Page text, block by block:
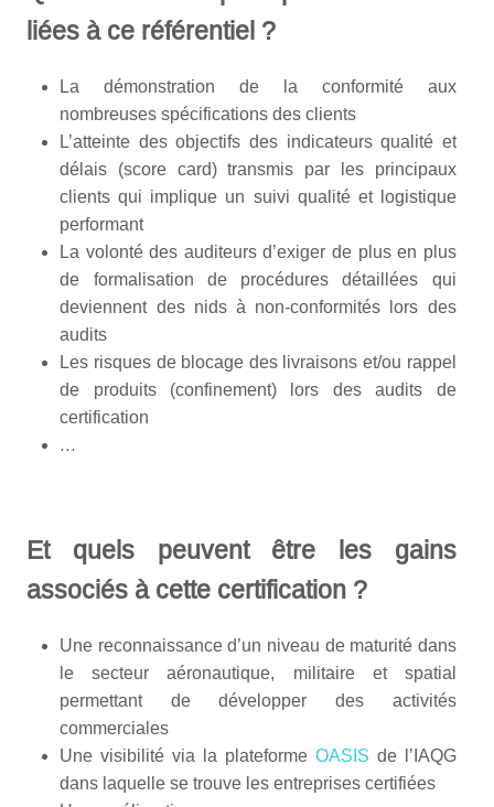
liées à ce référentiel ?
La démonstration de la conformité aux
nombreuses spécifications des clients
L’atteinte des objectifs des indicateurs qualité et
délais (score card) transmis par les principaux
clients qui implique un suivi qualité et logistique
performant
La volonté des auditeurs d’exiger de plus en plus
de formalisation de procédures détaillées qui
deviennent des nids à non-conformités lors des
audits
Les risques de blocage des livraisons et/ou rappel
de produits (confinement) lors des audits de
certification
…
Et quels peuvent être les gains
associés à cette certification ?
Une reconnaissance d’un niveau de maturité dans
le secteur aéronautique, militaire et spatial
permettant de développer des activités
commerciales
Une visibilité via la plateforme OASIS de l’IAQG
dans laquelle se trouve les entreprises certifiées